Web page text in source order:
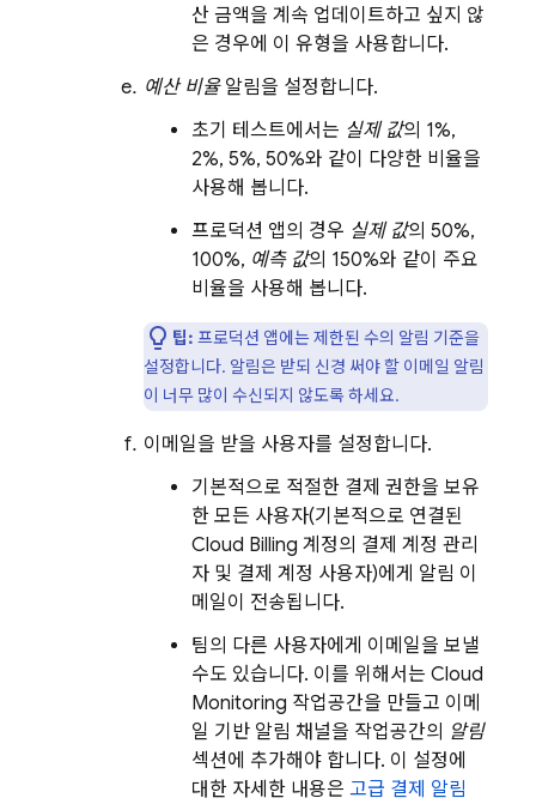
산 금액을 계속 업데이트하고 싶지 않
은 경우에 이 유형을 사용합니다.
예산 비율알림을 설정합니다.
초기 테스트에서는 실제 값의 1%,
2%, 5%, 50%와 같이 다양한 비율을
사용해 봅니다.
프로덕션 앱의 경우 실제 값의 50%,
100%, 예측 값의 150%와 같이 주요
비율을 사용해 봅니다.
팁: 프로덕션 앱에는 제한된 수의 알림 기준을
설정합니다. 알림은 받되 신경 써야 할 이메일 알림
이 너무 많이 수신되지 않도록 하세요.
이메일을 받을 사용자를 설정합니다.
기본적으로 적절한 결제 권한을 보유
한 모든 사용자(기본적으로 연결된
Cloud Billing 계정의 결제 계정 관리
자 및 결제 계정 사용자)에게 알림 이
메일이 전송됩니다.
팀의 다른 사용자에게 이메일을 보낼
수도 있습니다. 이를 위해서는 Cloud
Monitoring 작업공간을 만들고 이메
일 기반 알림 채널을 작업공간의 알림
섹션에 추가해야 합니다. 이 설정에
대한 자세한 내용은 고급 결제 알림